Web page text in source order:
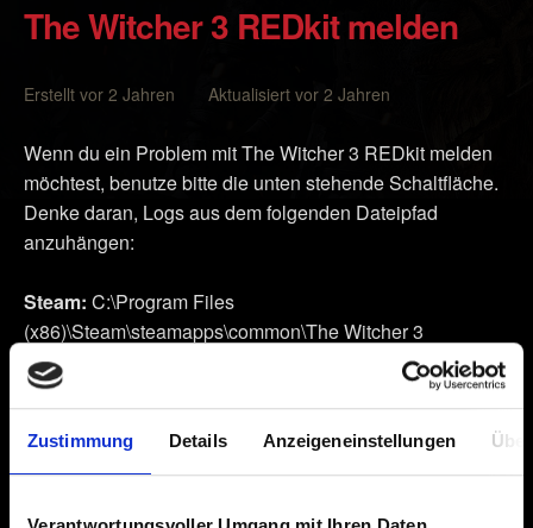
Zustimmung Details Anzeigeneinstellungen
The Witcher 3 REDkit melden
Erstellt vor 2 Jahren Aktualisiert vor 2 Jahren
Wenn du ein Problem mit The Witcher 3 REDkit melden
möchtest, benutze bitte die unten stehende Schaltfläche.
Denke daran, Logs aus dem folgenden Dateipfad
anzuhängen:
Steam: C:\Program Files
(x86)\Steam\steamapps\common\The Witcher 3
REDkit\bin\editor.log
Witcher 3 REDkit\bin\editor.log